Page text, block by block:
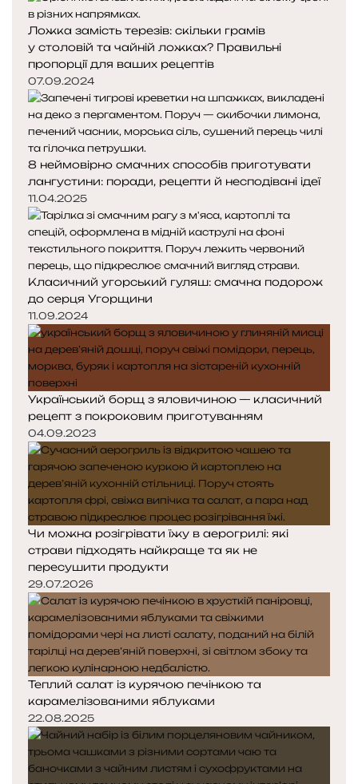
Ложка замість терезів: скільки грамів
у столовій та чайній ложках? Правильні
пропорції для ваших рецептів
07.09.2024
8 неймовірно смачних способів приготувати
лангустини: поради, рецепти й несподівані ідеї
11.04.2025
Класичний угорський гуляш: смачна подорож
до серця Угорщини
11.09.2024
Український борщ з яловичиною — класичний
рецепт з покроковим приготуванням
04.09.2023
Чи можна розігрівати їжу в аерогрилі: які
страви підходять найкраще та як не
пересушити продукти
29.07.2026
Теплий салат із курячою печінкою та
карамелізованими яблуками
22.08.2025